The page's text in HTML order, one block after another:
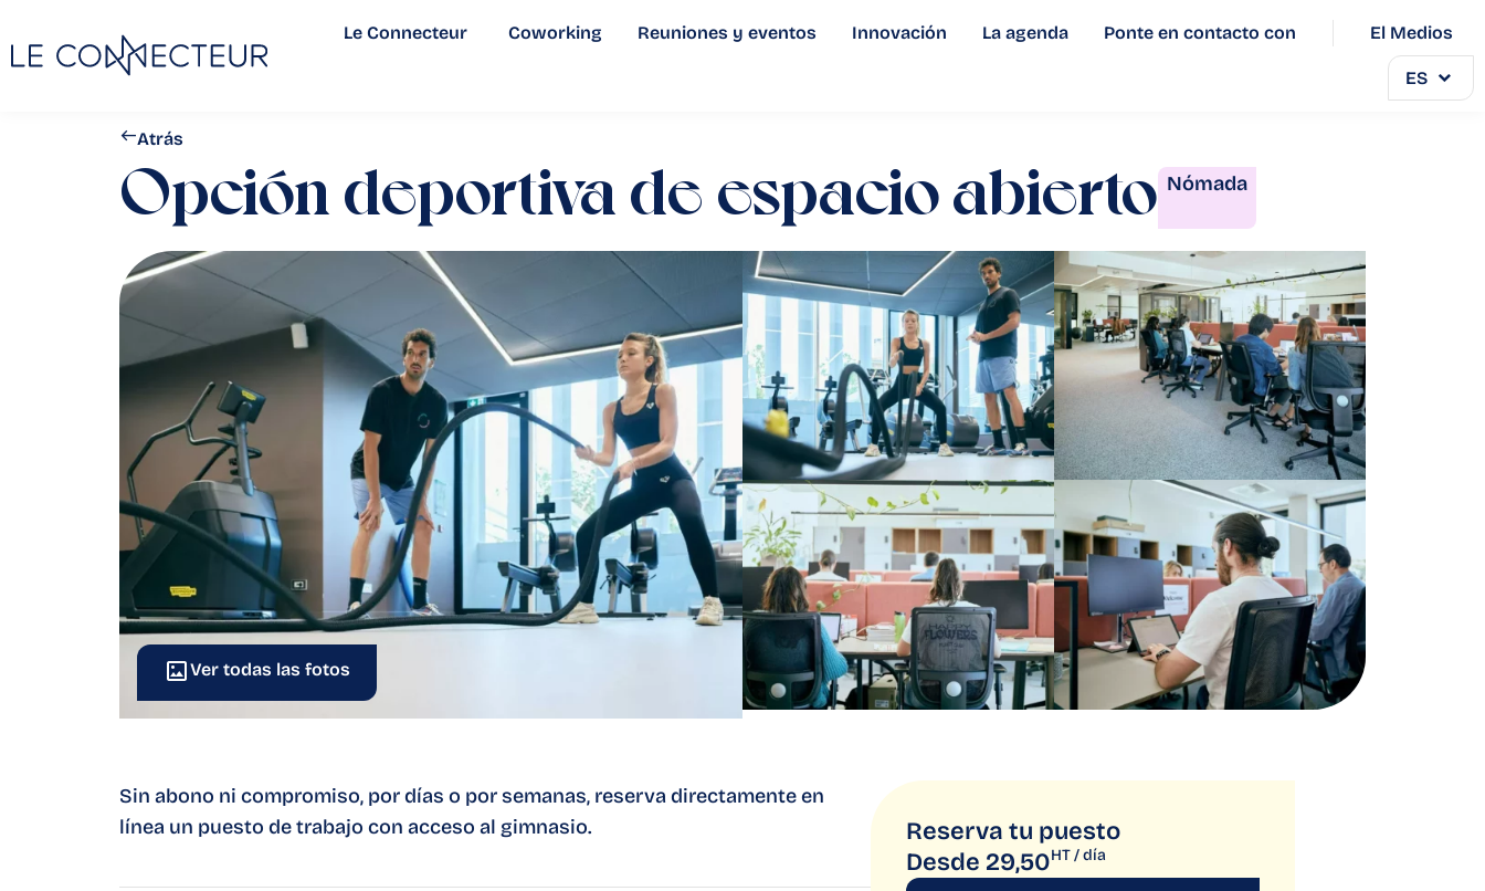
Le Connecteur Coworking Reuniones y eventos Innovación La agenda Ponte en contacto con El Medios
ES
Atrás
Opción deportiva de espacio abierto Nómada
Ver todas las fotos
Sin abono ni compromiso, por días o por semanas, reserva directamente en
línea un puesto de trabajo con acceso al gimnasio.
Reserva tu puesto
Desde 29,50HT / día